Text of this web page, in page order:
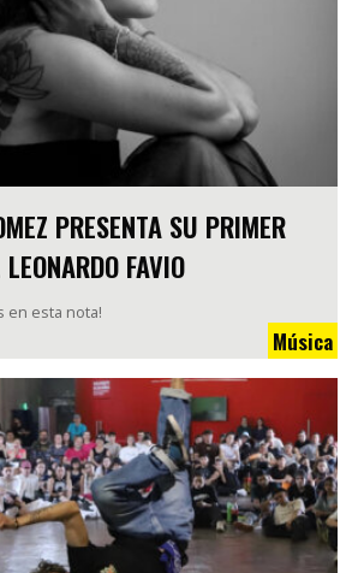
PRESENTA SU PRIMER
FAVIO
en esta nota!
Música